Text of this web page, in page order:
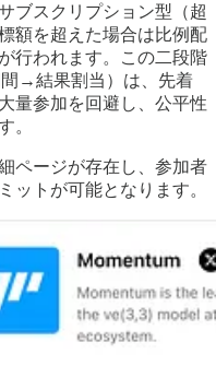
ブスクリプション型（超
額を超えた場合は比例配
行われます。この二段階
→結果割当）は、先着
量参加を回避し、公平性
。
ページが存在し、参加者
ットが可能となります。